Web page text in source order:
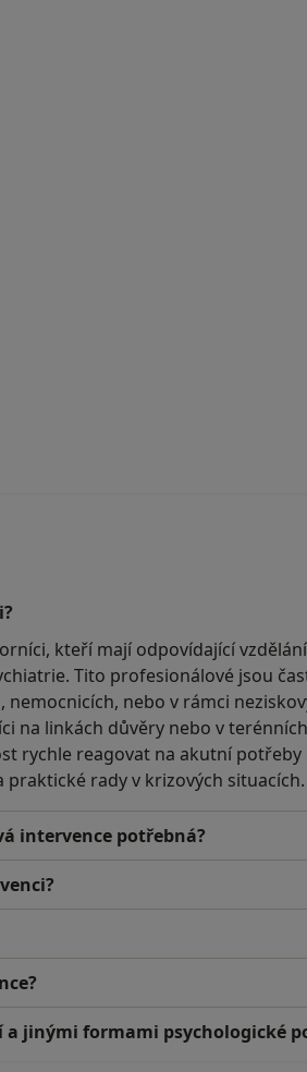
kteří mají odpovídající
Tito profesionálové jsou
nebo v rámci
na linkách důvěry nebo v
rychle reagovat na akutní potřeby
rady v krizových situacích.
intervence potřebná?
jinými formami psychologické